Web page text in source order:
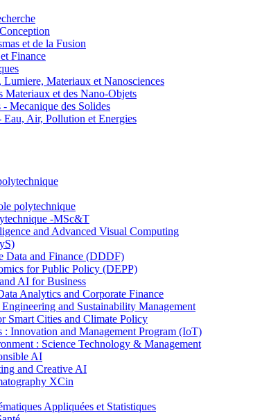
et de la Fusion
Finance
Materiaux et Nanosciences
et des Nano-Objets
Mecanique des Solides
Air, Pollution et Energies
polytechnique
-MSc&T
and Advanced Visual Computing
Data and Finance (DDDF)
for Public Policy (DEPP)
AI for Business
Analytics and Corporate Finance
and Sustainability Management
Smart Cities and Climate Policy
Innovation and Management Program (IoT)
: Science Technology & Management
AI
and Creative AI
XCin
Appliquées et Statistiques